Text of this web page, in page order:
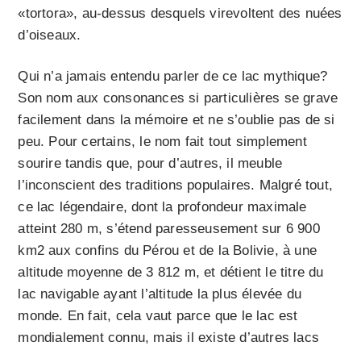
«tortora», au-dessus desquels virevoltent des nuées
d’oiseaux.
Qui n’a jamais entendu parler de ce lac mythique?
Son nom aux consonances si particulières se grave
facilement dans la mémoire et ne s’oublie pas de si
peu. Pour certains, le nom fait tout simplement
sourire tandis que, pour d’autres, il meuble
l’inconscient des traditions populaires. Malgré tout,
ce lac légendaire, dont la profondeur maximale
atteint 280 m, s’étend paresseusement sur 6 900
km2 aux confins du Pérou et de la Bolivie, à une
altitude moyenne de 3 812 m, et détient le titre du
lac navigable ayant l’altitude la plus élevée du
monde. En fait, cela vaut parce que le lac est
mondialement connu, mais il existe d’autres lacs